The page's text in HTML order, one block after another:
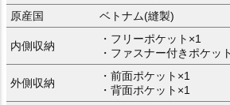
原産国
ベトナム(縫製)
内側収納
・フリーポケット×1
・ファスナー付きポケッ
外側収納
・前面ポケット×1
・背面ポケット×1